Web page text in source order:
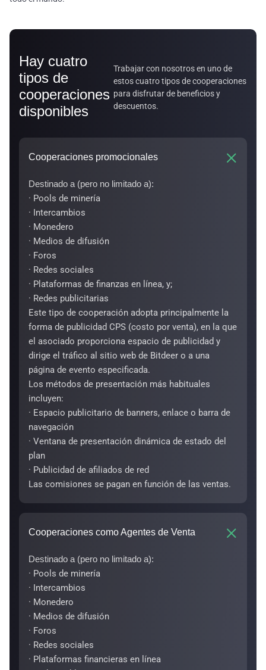
Hay cuatro
tipos de
cooperaciones
disponibles
Trabajar con nosotros en uno de
estos cuatro tipos de cooperaciones
para disfrutar de beneficios y
descuentos.
Cooperaciones promocionales
Destinado a (pero no limitado a):
· Pools de minería
· Intercambios
· Monedero
· Medios de difusión
· Foros
· Redes sociales
· Plataformas de finanzas en línea, y;
· Redes publicitarias
Este tipo de cooperación adopta principalmente la
forma de publicidad CPS (costo por venta), en la que
el asociado proporciona espacio de publicidad y
dirige el tráfico al sitio web de Bitdeer o a una
página de evento especificada.
Los métodos de presentación más habituales
incluyen:
· Espacio publicitario de banners, enlace o barra de
navegación
· Ventana de presentación dinámica de estado del
plan
· Publicidad de afiliados de red
Las comisiones se pagan en función de las ventas.
Cooperaciones como Agentes de Venta
Destinado a (pero no limitado a):
· Pools de minería
· Intercambios
· Monedero
· Medios de difusión
· Foros
· Redes sociales
· Plataformas financieras en línea